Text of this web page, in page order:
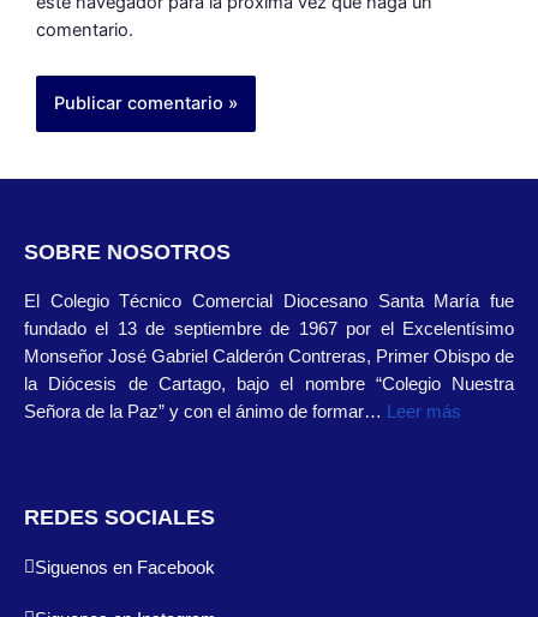
comentario.
SOBRE NOSOTROS
El Colegio Técnico Comercial Diocesano Santa María fue
fundado el 13 de septiembre de 1967 por el Excelentísimo
Monseñor José Gabriel Calderón Contreras, Primer Obispo de
la Diócesis de Cartago, bajo el nombre “Colegio Nuestra
Señora de la Paz” y con el ánimo de formar…
Leer más
REDES SOCIALES
Siguenos en Facebook